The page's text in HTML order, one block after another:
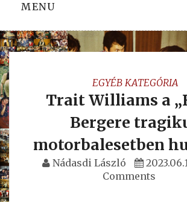
MENU
EGYÉB KATEGÓRIA
Trait Williams a
Bergere
motorbalesetben
Nádasdi László
Comments